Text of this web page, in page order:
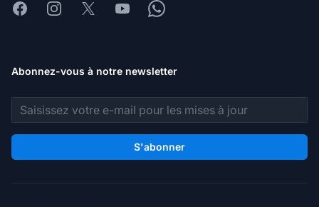
FacebookInstagram
X YoutubeWhatsapp
Abonnez-vous à notre newsletter
Adresse e-mail
S'abonner